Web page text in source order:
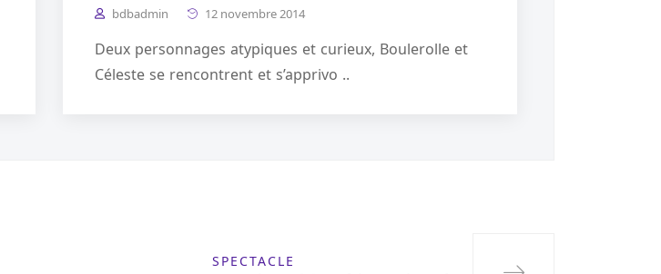
bdbadmin
12 novembre 2014
Deux personnages atypiques et curieux, Boulerolle et
Céleste se rencontrent et s’apprivo ..
SPECTACLE